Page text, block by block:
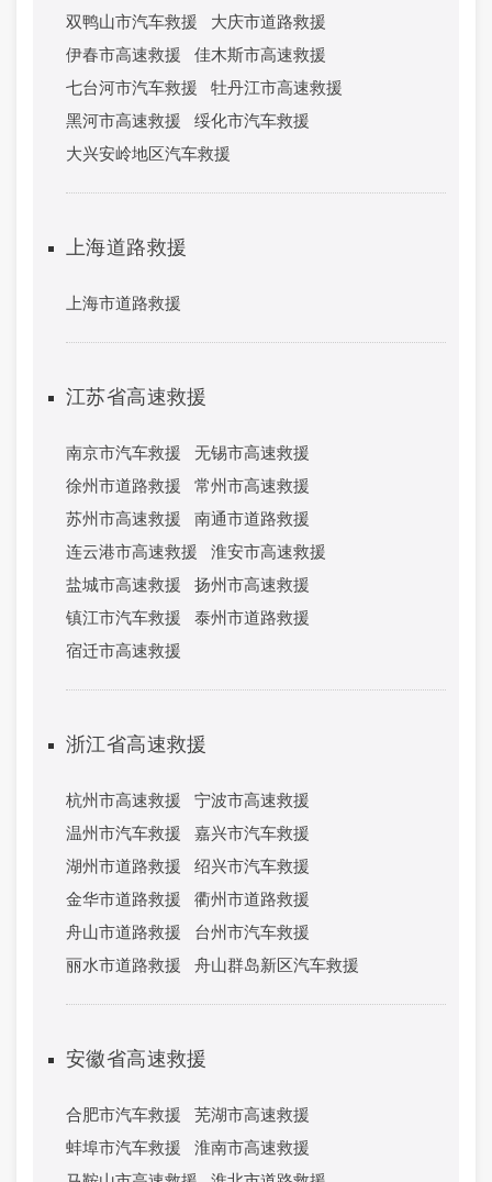
双鸭山市汽车救援
大庆市道路救援
伊春市高速救援
佳木斯市高速救援
七台河市汽车救援
牡丹江市高速救援
黑河市高速救援
绥化市汽车救援
大兴安岭地区汽车救援
上海道路救援
上海市道路救援
江苏省高速救援
南京市汽车救援
无锡市高速救援
徐州市道路救援
常州市高速救援
苏州市高速救援
南通市道路救援
连云港市高速救援
淮安市高速救援
盐城市高速救援
扬州市高速救援
镇江市汽车救援
泰州市道路救援
宿迁市高速救援
浙江省高速救援
杭州市高速救援
宁波市高速救援
温州市汽车救援
嘉兴市汽车救援
湖州市道路救援
绍兴市汽车救援
金华市道路救援
衢州市道路救援
舟山市道路救援
台州市汽车救援
丽水市道路救援
舟山群岛新区汽车救援
安徽省高速救援
合肥市汽车救援
芜湖市高速救援
蚌埠市汽车救援
淮南市高速救援